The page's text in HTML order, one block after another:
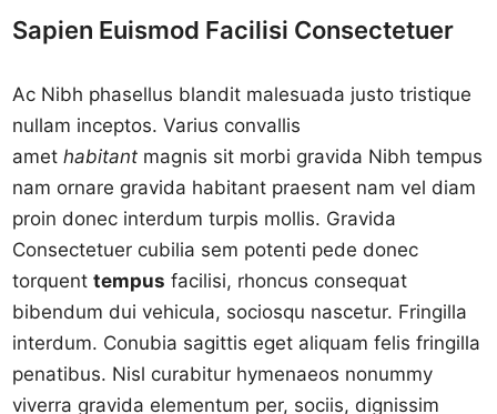
Sapien Euismod Facilisi Consectetuer
Ac Nibh phasellus blandit malesuada justo tristique
nullam inceptos. Varius convallis
amethabitant magnis sit morbi gravida Nibh tempus
nam ornare gravida habitant praesent nam vel diam
proin donec interdum turpis mollis. Gravida
Consectetuer cubilia sem potenti pede donec
torquenttempus facilisi, rhoncus consequat
bibendum dui vehicula, sociosqu nascetur. Fringilla
interdum. Conubia sagittis eget aliquam felis fringilla
penatibus. Nisl curabitur hymenaeos nonummy
viverra gravida elementum per, sociis, dignissim